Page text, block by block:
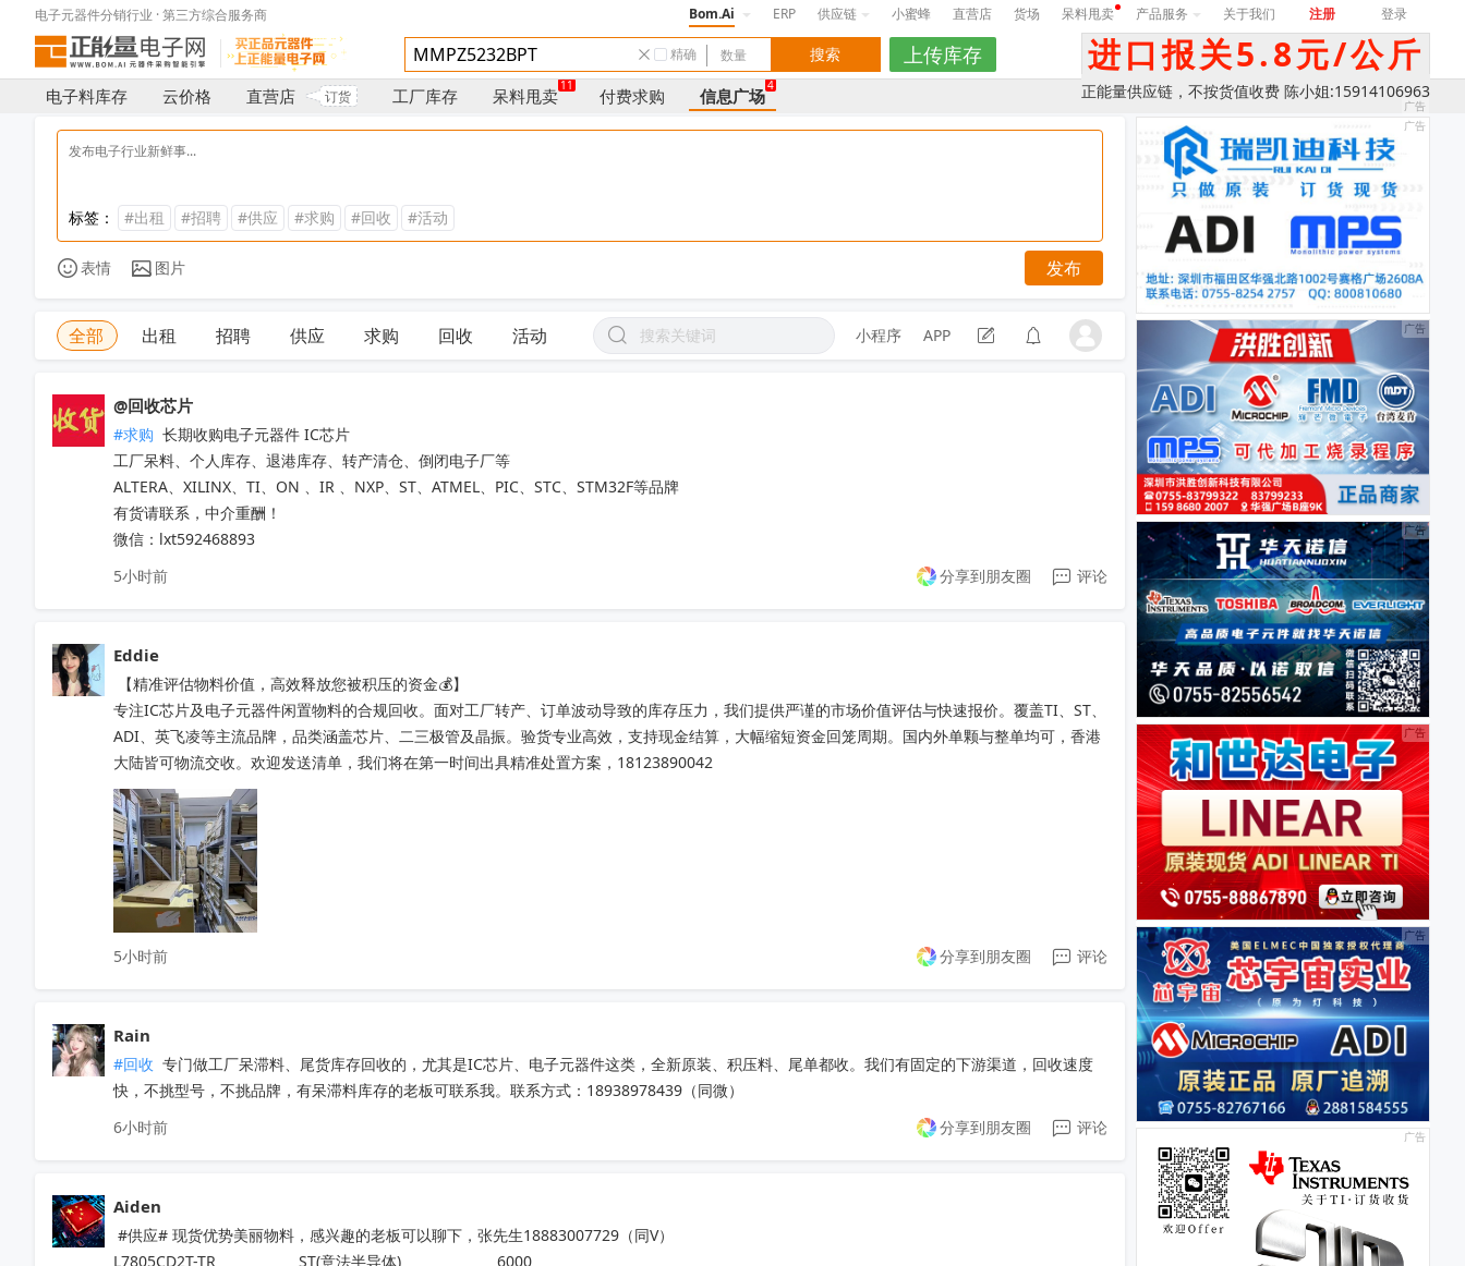
电子元器件分销行业 · 第三方综合服务商 Bom.Ai ERP 供应链 小蜜蜂 直营店 货场 呆料甩卖 产品服务 关于我们 注册 登录
精确 进口报关5.8元/公斤
正能量供应链，不按货值收费 陈小姐:15914106963
电子料库存 云价格 直营店 订货 工厂库存 呆料甩卖
11
付费求购 信息广场
4
标签： #出租 #招聘 #供应 #求购 #回收 #活动
表情 图片 发布
全部 出租 招聘 供应 求购 回收 活动 小程序 APP
@回收芯片
#求购 长期收购电子元器件 IC芯片
工厂呆料、个人库存、退港库存、转产清仓、倒闭电子厂等
ALTERA、XILINX、TI、ON 、IR 、NXP、ST、ATMEL、PIC、STC、STM32F等品牌
有货请联系，中介重酬！
微信：lxt592468893
5小时前
分享到朋友圈 评论
Eddie
专注IC芯片及电子元器件闲置物料的合规回收。面对工厂转产、订单波动导致的库存压力，我们提供严谨的市场价值评估与快速报价。覆盖TI、ST、
ADI、英飞凌等主流品牌，品类涵盖芯片、二三极管及晶振。验货专业高效，支持现金结算，大幅缩短资金回笼周期。国内外单颗与整单均可，香港
大陆皆可物流交收。欢迎发送清单，我们将在第一时间出具精准处置方案，18123890042
5小时前 分享到朋友圈 评论
Rain
#回收 专门做工厂呆滞料、尾货库存回收的，尤其是IC芯片、电子元器件这类，全新原装、积压料、尾单都收。我们有固定的下游渠道，回收速度
快，不挑型号，不挑品牌，有呆滞料库存的老板可联系我。联系方式：18938978439（同微）
6小时前
分享到朋友圈 评论
Aiden
#供应# 现货优势美丽物料，感兴趣的老板可以聊下，张先生18883007729（同V）
L7805CD2T-TR                   ST(意法半导体)                      6000